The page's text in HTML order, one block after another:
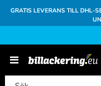
GRATIS LEVERANS TILL DHL-